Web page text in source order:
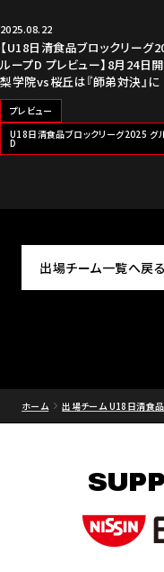
2025.08.22
【U18日清食品ブロックリーグ
ループD プレビュー】8月24日
梨学院vs桜丘は『師弟対決』に
プレビュー
U18日清食品ブロックリーグ2025 グ
D
出場チーム一覧へ戻る
ホーム 出場チーム U18日清食